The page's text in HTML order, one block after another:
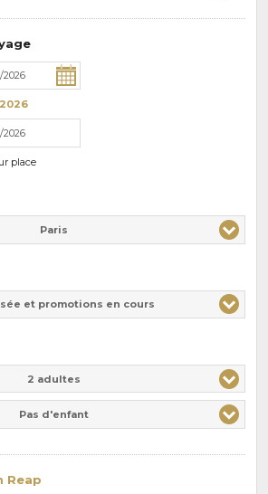
place
Paris
et promotions en cours
2 adultes
Pas d'enfant
Reap